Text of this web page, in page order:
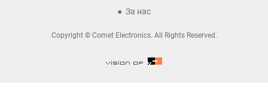
За нас
Copyright © Comet Electronics. All Rights Reserved.